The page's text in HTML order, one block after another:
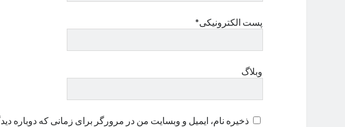
پست الکترونیکی*
وبلاگ
ذخیره نام، ایمیل و وبسایت من در مرورگر برای زمانی که دوباره